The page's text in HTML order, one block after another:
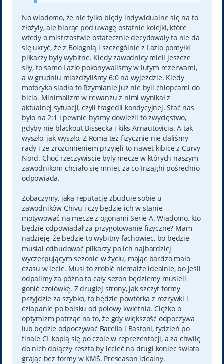
No wiadomo, że nie tylko błędy indywidualne się na to
złożyły, ale biorąc pod uwagę ostatnie kolejki, które
wtedy o mistrzostwie ostatecznie decydowały to nie da
się ukryć, że z Bolognią i szczególnie z Lazio pomyłki
piłkarzy były wybitne. Kiedy zawodnicy mieli jeszcze
siły, to samo Lazio pokonywaliśmy w lutym rezerwami,
a w grudniu miażdżyliśmy 6:0 na wyjeździe. Kiedy
motoryka siadła to Rzymianie już nie byli chłopcami do
bicia. Minimalizm w rewanżu z nimi wynikał z
aktualnej sytuacji, czyli tragedii kondycyjnej. Stać nas
było na 2:1 i pewnie byśmy dowieźli to zwycięstwo,
gdyby nie blackout Bissecka i kiks Arnautovicia. A tak
wyszło, jak wyszło. Z Romą też fizycznie nie daliśmy
rady i ze zrozumieniem przyjęli to nawet kibice z Curvy
Nord. Choć rzeczywiscie byly mecze w których naszym
zawodnikom chciało się mniej, za co Inzaghi pośrednio
odpowiada.
Zobaczymy, jaką reputację zbuduje sobie u
zawodników Chivu i czy będzie ich w stanie
motywować na mecze z ogonami Serie A. Wiadomo, kto
będzie odpowiadał za przygotowanie fizyczne? Mam
nadzieję, że bedzie to wybitny fachowiec, bo będzie
musiał odbudować piłkarzy po ich najbardziej
wyczerpującym sezonie w życiu, mając bardzo mało
czasu w lecie. Musi to zrobić niemalże idealnie, bo jeśli
odpalimy za późno to cały sezon będziemy musieli
gonić czołówkę. Z drugiej strony, jak szczyt formy
przyjdzie za szybko, to będzie powtórka z rozrywki i
człapanie po boisku od połowy kwietnia. Ciężko o
optymizm patrząc na to, że gdy większość odpoczywa
lub będzie odpoczywać Barella i Bastoni, tydzień po
finale CL kopią się po czole w reprezentacji, a za chwilę
do nich dołączy reszta by lecieć na drugi koniec świata
grając bez formy w KMŚ. Preseason idealny.